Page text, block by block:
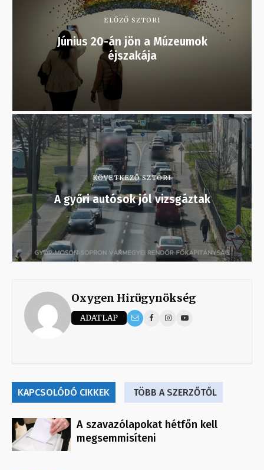
ELŐZŐ SZTORI
Június 20-án jön a Múzeumok
éjszakája
KÖVETKEZŐ SZTORI
A győri autósok jól vizsgáztak
Oxygen Hirügynökség
ADATLAP
KAPCSOLÓDÓ CIKKEK TÖBB A SZERZŐTŐL
A szavazólapokat hétfőn kell
megsemmisíteni